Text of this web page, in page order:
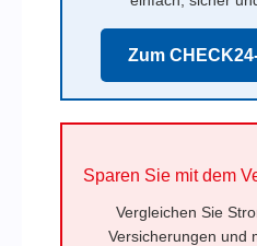
Zum
Sparen Sie mit dem
Vergleichen Sie
Versicherungen und